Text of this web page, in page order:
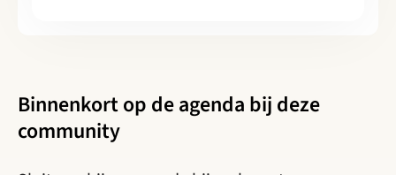
Binnenkort op de agenda bij deze
community